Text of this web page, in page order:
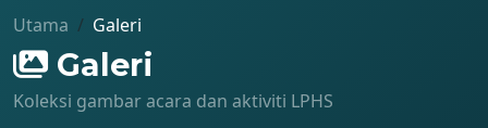
Utama Galeri
Galeri
Koleksi gambar acara dan aktiviti LPHS